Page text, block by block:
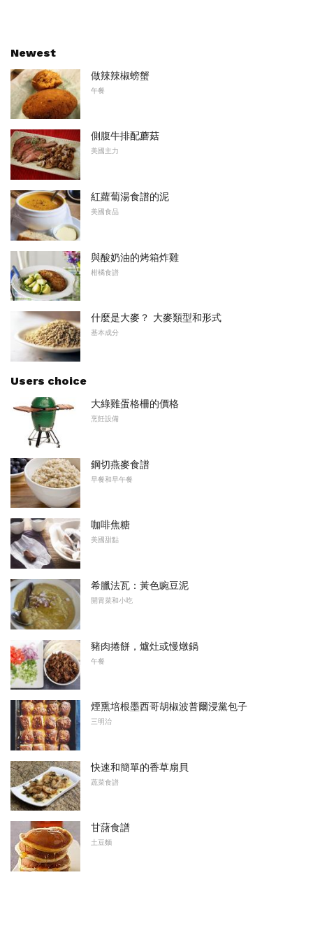
Newest
做辣辣椒螃蟹
午餐
側腹牛排配蘑菇
美國主力
紅蘿蔔湯食譜的泥
美國食品
與酸奶油的烤箱炸雞
柑橘食譜
什麼是大麥？ 大麥類型和形式
基本成分
Users choice
大綠雞蛋格柵的價格
烹飪設備
鋼切燕麥食譜
早餐和早午餐
咖啡焦糖
美國甜點
希臘法瓦：黃色豌豆泥
開胃菜和小吃
豬肉捲餅，爐灶或慢燉鍋
午餐
煙熏培根墨西哥胡椒波普爾浸黨包子
三明治
快速和簡單的香草扇貝
蔬菜食譜
甘藷食譜
土豆麵